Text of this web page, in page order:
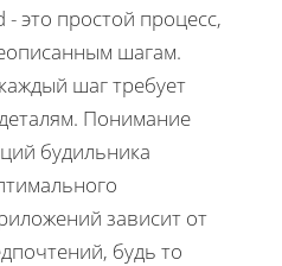
это простой процесс,
шагам.
шаг требует
Понимание
будильника
зависит от
будь то